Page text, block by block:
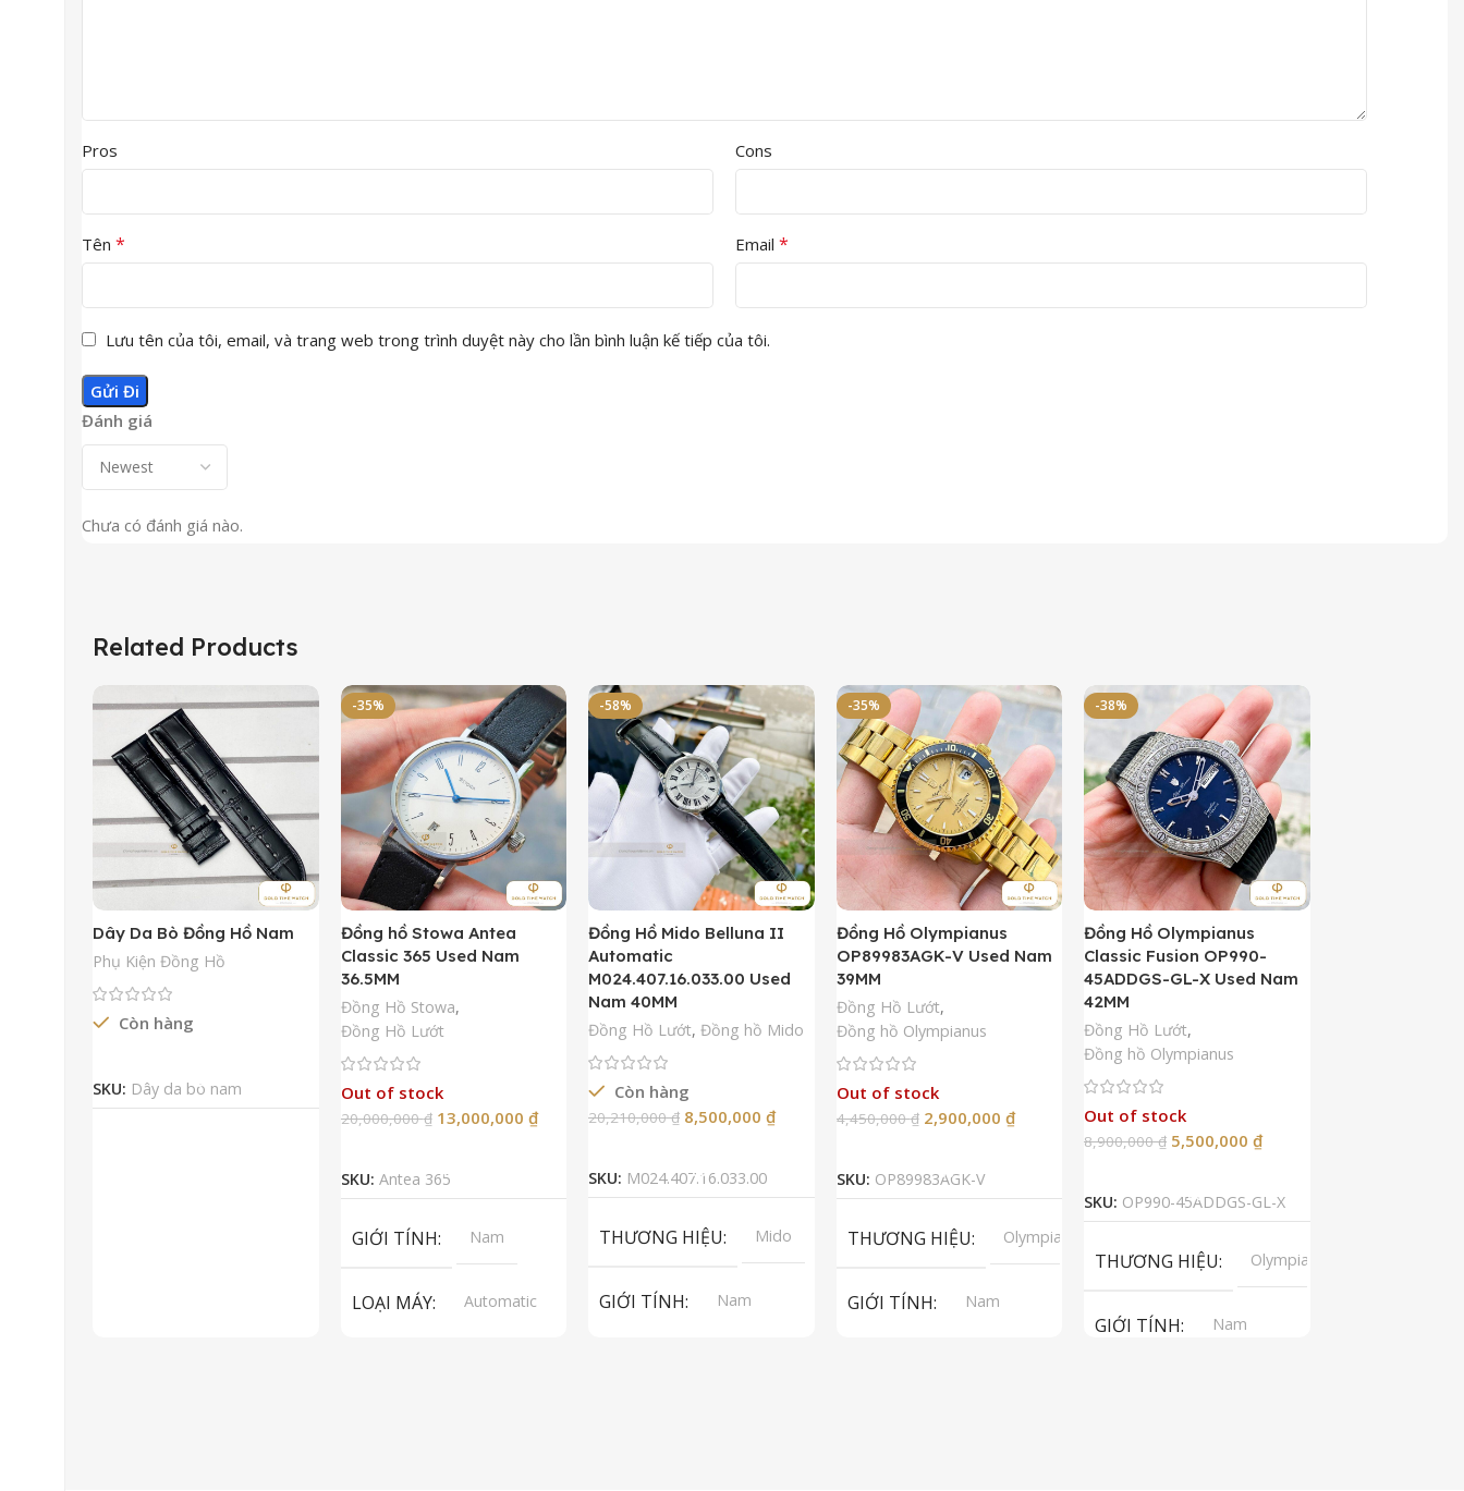
Đánh giá
Chưa có đánh giá nào.
Pros Cons
Tên * Email *
Lưu tên của tôi, email, và trang web trong trình duyệt này cho lần bình luận kế tiếp của tôi.
Related Products
Dây Da Bò Đồng Hồ Nam
Phụ Kiện Đồng Hồ
Còn hàng
SKU: Dây da bò nam
-35%
Đồng hồ Stowa Antea
Classic 365 Used Nam
36.5MM
Đồng Hồ Stowa,
Đồng Hồ Lướt
Out of stock
20,000,000₫ 13,000,000 ₫
SKU: Antea 365
GIỚI TÍNH Nam
LOẠI MÁY
Automatic
-58%
Đồng Hồ Mido Belluna II
Automatic
M024.407.16.033.00 Used
Nam 40MM
Đồng Hồ Lướt, Đồng hồ Mido
Còn hàng
20,210,000₫ 8,500,000 ₫
SKU: M024.407.16.033.00
THƯƠNG HIỆU Mido
GIỚI TÍNH Nam
-35%
Đồng Hồ Olympianus
OP89983AGK-V Used Nam
39MM
Đồng Hồ Lướt,
Đồng hồ Olympianus
Out of stock
4,450,000₫ 2,900,000 ₫
SKU: OP89983AGK-V
THƯƠNG HIỆU Olympianus
GIỚI TÍNH Nam
-38%
Đồng Hồ Olympianus
Classic Fusion OP990-
45ADDGS-GL-X Used Nam
42MM
Đồng Hồ Lướt,
Đồng hồ Olympianus
Out of stock
8,900,000₫ 5,500,000 ₫
SKU: OP990-45ADDGS-GL-X
THƯƠNG HIỆU Olympianus
GIỚI TÍNH Nam